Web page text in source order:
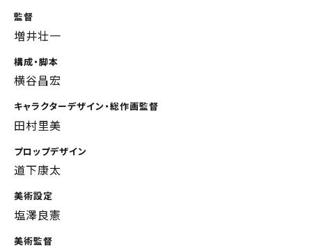
監督
増井壮一
構成・脚本
横谷昌宏
キャラクターデザイン・総作画監督
田村里美
プロップデザイン
道下康太
美術設定
塩澤良憲
美術監督